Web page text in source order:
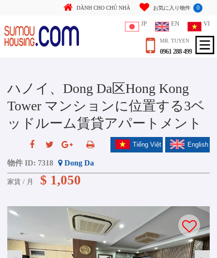
DÀNH CHO CHỦ NHÀ お気に入り物件 0
JP EN VI
MR. TUYEN
0961 288 499
ハノイ、Dong Da区Hong Kong
Tower マンションに位置する3ベ
ッドルーム賃貸アパートメント
English
Tiếng Việt
物件 ID: 7318 Dong Da
家賃 / 月 $ 1,050